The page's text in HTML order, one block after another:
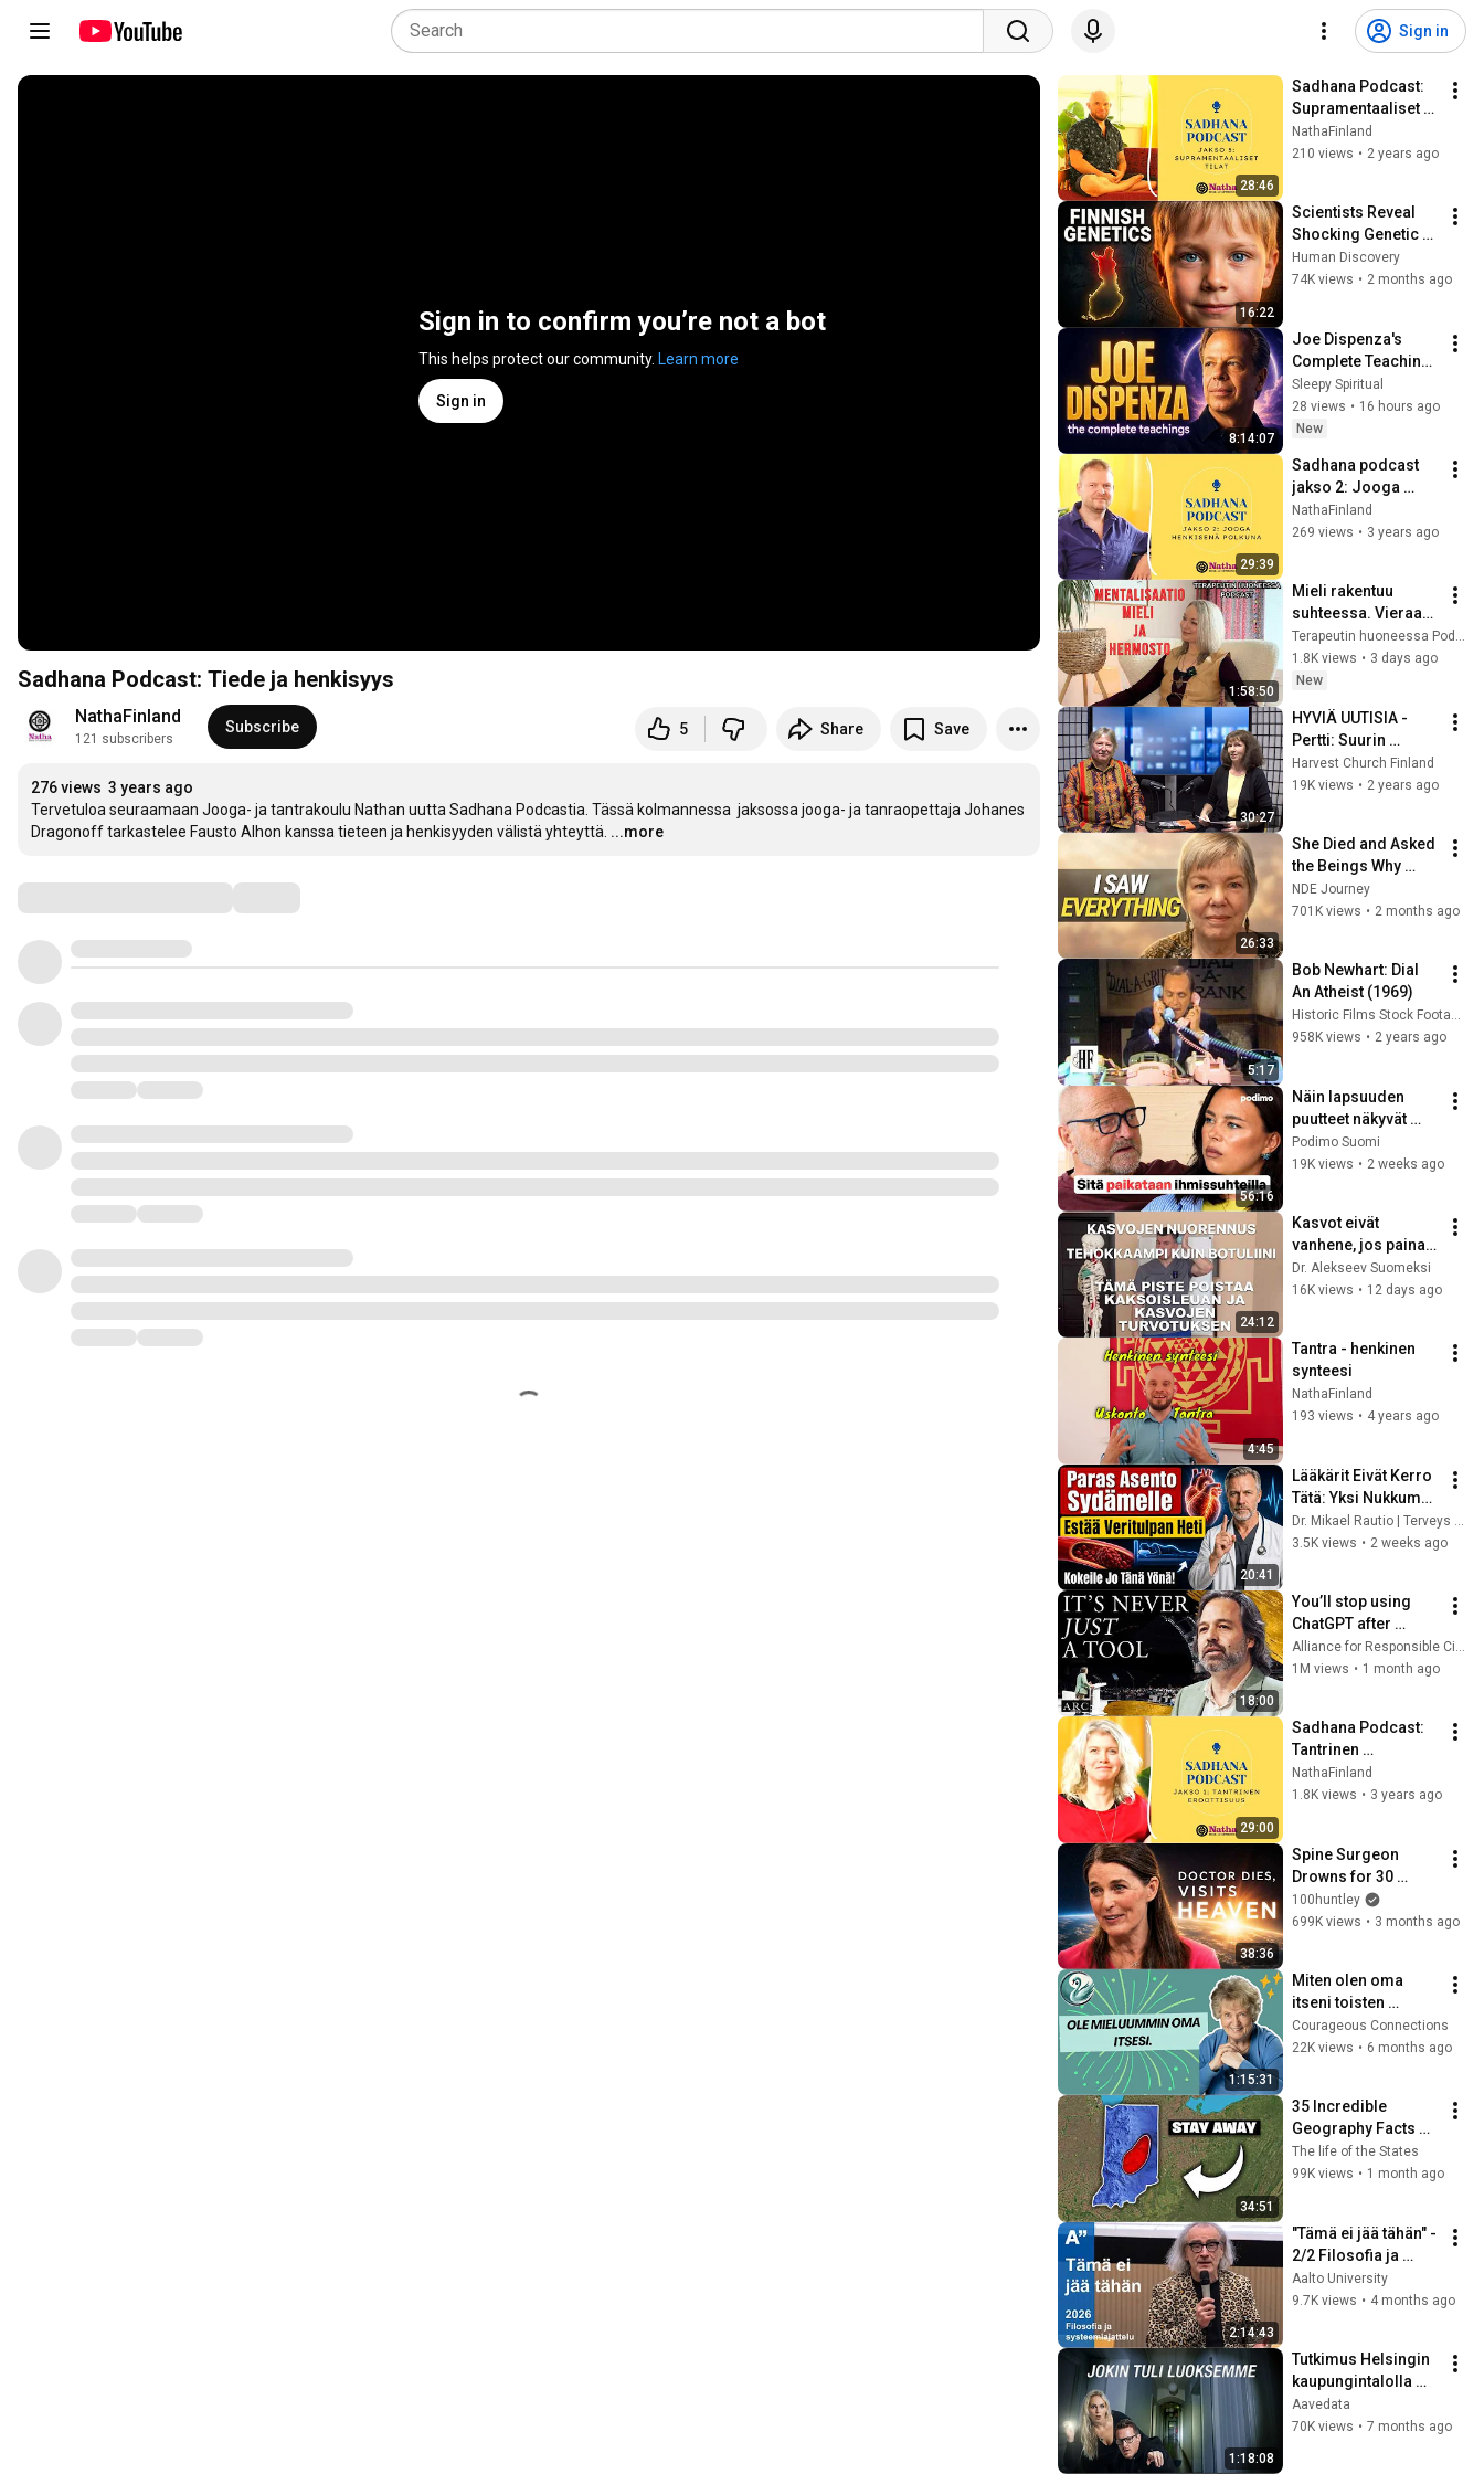
Sign in
Sign in to confirm you’re not a bot
This helps protect our community. Learn more
Sign in
Sadhana Podcast: Tiede ja henkisyys
NathaFinland
121 subscribers
Subscribe 5 Share Save
276 views 3 years ago
Tervetuloa seuraamaan Jooga- ja tantrakoulu Nathan uutta Sadhana Podcastia. Tässä kolmannessa  jaksossa jooga- ja tanraopettaja Johanes
Dragonoff tarkastelee Fausto Alhon kanssa tieteen ja henkisyyden välistä yhteyttä. ...more
28:46
Sadhana Podcast:
Supramentaaliset
tilat
NathaFinland
210 views • 2 years ago
16:22
Scientists Reveal
Shocking Genetic
Origin of Finnish
DNA
Human Discovery
74K views • 2 months ago
8:14:07
Joe Dispenza's
Complete Teachings
— 9 Hours to Fall
Asleep To | Black
Screen
Sleepy Spiritual
28 views • 16 hours ago
New
29:39
Sadhana podcast
jakso 2: Jooga
henkisenä polkuna
NathaFinland
269 views • 3 years ago
1:58:50
Mieli rakentuu
suhteessa. Vieraana
psykoterapeutti Nina
Pyykkönen |
Terapeutin
Terapeutin huoneessa Podcast
1.8K views • 3 days ago
New
30:27
HYVIÄ UUTISIA -
Pertti: Suurin
näkemäni ihme
Harvest Church Finland
19K views • 2 years ago
26:33
She Died and Asked
the Beings Why
Earth Was So
Painful
NDE Journey
701K views • 2 months ago
5:17
Bob Newhart: Dial
An Atheist (1969)
Historic Films Stock Footage Archive
958K views • 2 years ago
56:16
Näin lapsuuden
puutteet näkyvät
aikuisena | Tommy
Hellsten | Hanna
Podimo Suomi
19K views • 2 weeks ago
24:12
Kasvot eivät
vanhene, jos painat
tätä pistettä – eroon
turvotuksesta ja
Dr. Alekseev Suomeksi
16K views • 12 days ago
4:45
Tantra - henkinen
synteesi
NathaFinland
193 views • 4 years ago
20:41
Lääkärit Eivät Kerro
Tätä: Yksi Nukkuma-
Asento, Joka
Pelastaa Sydämesi
3.5K views • 2 weeks ago
18:00
You’ll stop using
ChatGPT after
listening to this |
Jonathan Pageau
Alliance for Responsible Citizenship and Jonathan Pageau
1M views • 1 month ago
29:00
Sadhana Podcast:
Tantrinen
eroottisuus
NathaFinland
1.8K views • 3 years ago
38:36
Spine Surgeon
Drowns for 30
Minutes —Comes
Back With a List
100huntley
699K views • 3 months ago
1:15:31
Miten olen oma
itseni toisten
kanssa? - Liisa
Keltikangas-
Courageous Connections
22K views • 6 months ago
34:51
35 Incredible
Geography Facts
About Indiana That
Even Locals Don't
The life of the States
99K views • 1 month ago
2:14:43
"Tämä ei jää tähän" -
2/2 Filosofia ja
systeemiajattelu
2026 Esa Saarinen
Aalto University
9.7K views • 4 months ago
1:18:08
Tutkimus Helsingin
kaupungintalolla
paljasti
selittämätöntä
Aavedata
70K views • 7 months ago